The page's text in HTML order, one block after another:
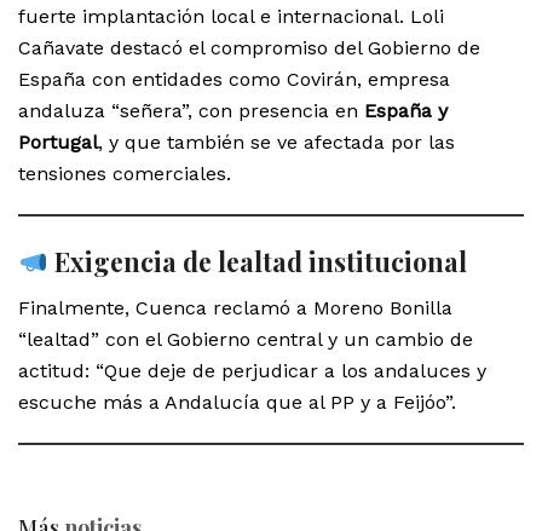
fuerte implantación local e internacional. Loli
Cañavate destacó el compromiso del Gobierno de
España con entidades como Covirán, empresa
andaluza “señera”, con presencia en España y
Portugal, y que también se ve afectada por las
tensiones comerciales.
Exigencia de lealtad institucional
Finalmente, Cuenca reclamó a Moreno Bonilla
“lealtad” con el Gobierno central y un cambio de
actitud: “Que deje de perjudicar a los andaluces y
escuche más a Andalucía que al PP y a Feijóo”.